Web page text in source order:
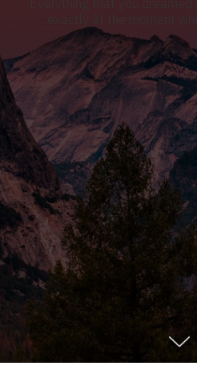
Everything that you
exactly at the moment